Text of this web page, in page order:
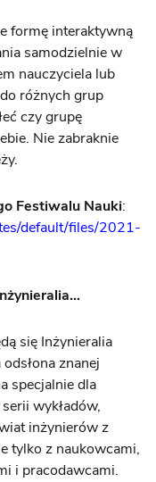
formę interaktywną
samodzielnie w
nauczyciela lub
różnych grup
czy grupę
Nie zabraknie
Festiwalu Nauki:
default/files/2021-
się Inżynieralia
znanej
specjalnie dla
wykładów,
inżynierów z
tylko z naukowcami,
i pracodawcami.